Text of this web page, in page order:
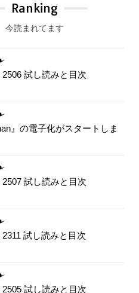
Ranking
今読まれてます
2506 試し読みと目次
』の電子化がスタートしま
2507 試し読みと目次
2311 試し読みと目次
2505 試し読みと目次